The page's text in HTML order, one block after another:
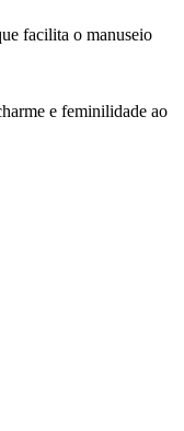
facilita o manuseio
e feminilidade ao